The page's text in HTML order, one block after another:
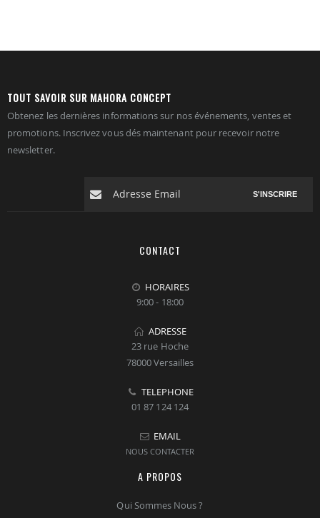
TOUT SAVOIR SUR MAHORA CONCEPT
Obtenez les dernières informations sur nos événements, ventes et
promotions. Inscrivez vous dés maintenant pour recevoir notre
newsletter.
S'INSCRIRE
CONTACT
HORAIRES
9:00 - 18:00
ADRESSE
23 rue Hoche
78000 Versailles
TELEPHONE
01 87 124 124
EMAIL
NOUS CONTACTER
A PROPOS
Qui Sommes Nous ?